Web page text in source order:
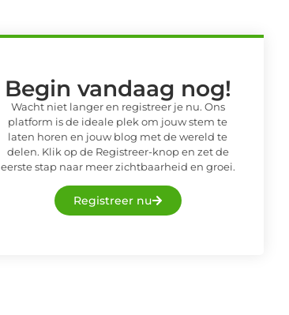
Begin vandaag nog!
Wacht niet langer en registreer je nu. Ons
platform is de ideale plek om jouw stem te
laten horen en jouw blog met de wereld te
delen. Klik op de Registreer-knop en zet de
eerste stap naar meer zichtbaarheid en groei.
Registreer nu